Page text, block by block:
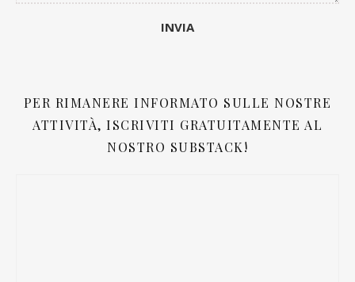
PER RIMANERE INFORMATO SULLE NOSTRE
ATTIVITÀ, ISCRIVITI GRATUITAMENTE AL
NOSTRO SUBSTACK!